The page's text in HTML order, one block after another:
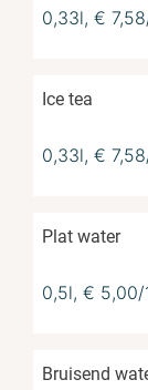
0,33l, €
Ice tea
0,33l, €
Plat water
0,5l, € 5,00/
Bruisend